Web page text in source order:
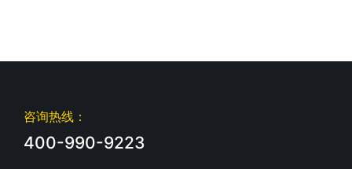
咨询热线：
400-990-9223